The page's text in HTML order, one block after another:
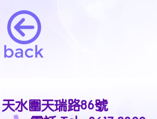
水圍天瑞路86號